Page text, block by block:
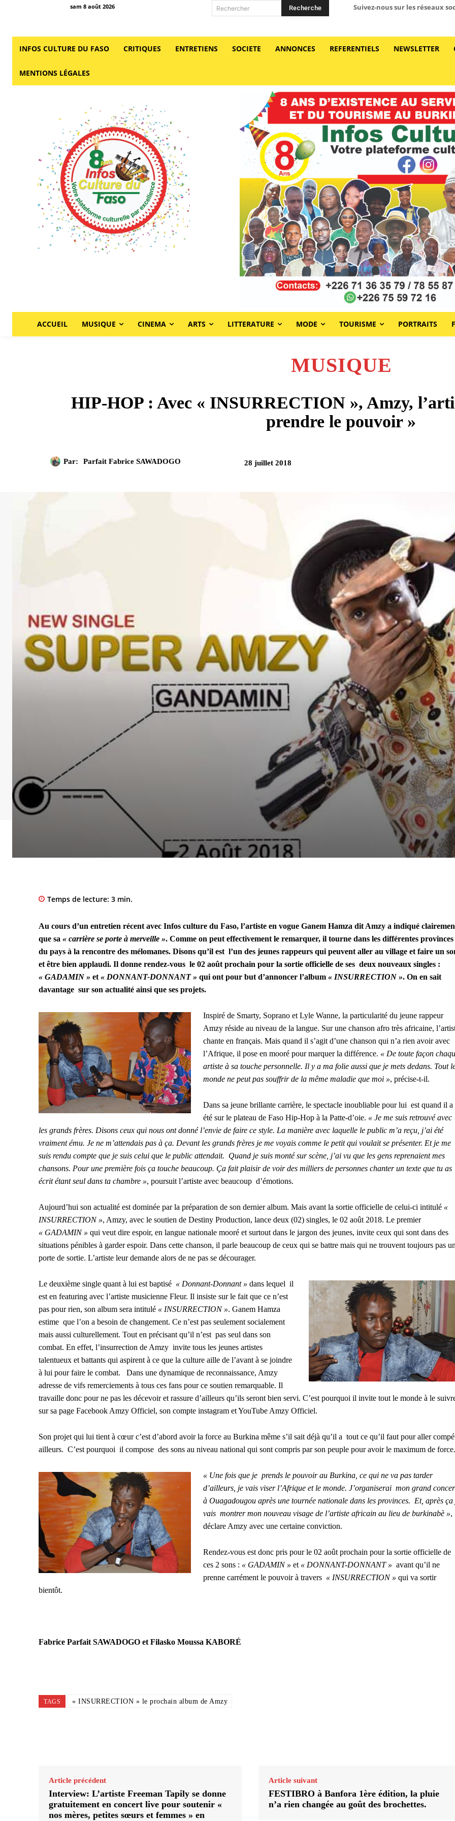
sam 8 août 2026 Rechercher Recherche Suivez-nous sur les réseaux
INFOS CULTURE DU FASO CRITIQUES ENTRETIENS SOCIETE ANNONCES REFERENTIELS NEWSLETTER
MENTIONS LÉGALES
ACCUEIL MUSIQUE CINEMA ARTS LITTERATURE MODE TOURISME PORTRAITS
MUSIQUE
HIP-HOP : Avec « INSURRECTION », Amzy,
prendre le pouvoir »
Par: Parfait Fabrice SAWADOGO 28 juillet 2018
Temps de lecture: 3 min.
Au cours d’un entretien récent avec Infos culture du Faso, l’artiste en vogue Ganem Hamza dit Amzy a indiqué
que sa « carrière se porte à merveille ». Comme on peut effectivement le remarquer, il tourne dans les différentes provinces
du pays à la rencontre des mélomanes. Disons qu’il est l’un des jeunes rappeurs qui peuvent aller au village et faire un
et être bien applaudi. Il donne rendez-vous le 02 août prochain pour la sortie officielle de ses deux nouveaux singles :
« GADAMIN » et « DONNANT-DONNANT » qui ont pour but d’annoncer l’album « INSURRECTION ». On en sait
davantage sur son actualité ainsi que ses projets.
Inspiré de Smarty, Soprano et Lyle Wanne, la particularité du jeune rappeur
Amzy réside au niveau de la langue. Sur une chanson afro très africaine,
chante en français. Mais quand il s’agit d’une chanson qui n’a rien avoir avec
l’Afrique, il pose en mooré pour marquer la différence. « De toute façon
artiste à sa touche personnelle. Il y a ma folie aussi que je mets dedans. Tout
monde ne peut pas souffrir de la même maladie que moi », précise-t-il.
Dans sa jeune brillante carrière, le spectacle inoubliable pour lui est quand il a
été sur le plateau de Faso Hip-Hop à la Patte-d’oie. « Je me suis retrouvé avec
les grands frères. Disons ceux qui nous ont donné l’envie de faire ce style. La manière avec laquelle le public m’a reçu, j’ai été
vraiment ému. Je ne m’attendais pas à ça. Devant les grands frères je me voyais comme le petit qui voulait se présenter. Et je me
suis rendu compte que je suis celui que le public attendait. Quand je suis monté sur scène, j’ai vu que les gens reprenaient mes
chansons. Pour une première fois ça touche beaucoup. Ça fait plaisir de voir des milliers de personnes chanter un texte que tu as
écrit étant seul dans ta chambre », poursuit l’artiste avec beaucoup d’émotions.
Aujourd’hui son actualité est dominée par la préparation de son dernier album. Mais avant la sortie officielle de celui-ci intitulé «
INSURRECTION », Amzy, avec le soutien de Destiny Production, lance deux (02) singles, le 02 août 2018. Le premier
« GADAMIN » qui veut dire espoir, en langue nationale mooré et surtout dans le jargon des jeunes, invite ceux qui sont dans des
situations pénibles à garder espoir. Dans cette chanson, il parle beaucoup de ceux qui se battre mais qui ne trouvent toujours pas
porte de sortie. L’artiste leur demande alors de ne pas se décourager.
Le deuxième single quant à lui est baptisé « Donnant-Donnant » dans lequel il
est en featuring avec l’artiste musicienne Fleur. Il insiste sur le fait que ce n’est
pas pour rien, son album sera intitulé « INSURRECTION ». Ganem Hamza
estime que l’on a besoin de changement. Ce n’est pas seulement socialement
mais aussi culturellement. Tout en précisant qu’il n’est pas seul dans son
combat. En effet, l’insurrection de Amzy invite tous les jeunes artistes
talentueux et battants qui aspirent à ce que la culture aille de l’avant à se joindre
à lui pour faire le combat. Dans une dynamique de reconnaissance, Amzy
adresse de vifs remerciements à tous ces fans pour ce soutien remarquable. Il
travaille donc pour ne pas les décevoir et rassure d’ailleurs qu’ils seront bien servi. C’est pourquoi il invite tout le monde à le
sur sa page Facebook Amzy Officiel, son compte instagram et YouTube Amzy Officiel.
Son projet qui lui tient à cœur c’est d’abord avoir la force au Burkina même s’il sait déjà qu’il a tout ce qu’il faut pour aller
ailleurs. C’est pourquoi il compose des sons au niveau national qui sont compris par son peuple pour avoir le maximum de force.
« Une fois que je prends le pouvoir au Burkina, ce qui ne va pas tarder
d’ailleurs, je vais viser l’Afrique et le monde. J’organiserai mon grand
à Ouagadougou après une tournée nationale dans les provinces. Et, après ça
vais montrer mon nouveau visage de l’artiste africain au lieu de burkinabè »,
déclare Amzy avec une certaine conviction.
Rendez-vous est donc pris pour le 02 août prochain pour la sortie officielle de
ces 2 sons : « GADAMIN » et « DONNANT-DONNANT » avant qu’il ne
prenne carrément le pouvoir à travers « INSURRECTION » qui va sortir
bientôt.
Fabrice Parfait SAWADOGO et Filasko Moussa KABORÉ
TAGS « INSURRECTION » le prochain album de Amzy
Article précédent
Interview: L’artiste Freeman Tapily se donne
gratuitement en concert live pour soutenir «
nos mères, petites sœurs et femmes » en
Article suivant
FESTIBRO à Banfora 1ère édition, la pluie
n’a rien changée au goût des brochettes.